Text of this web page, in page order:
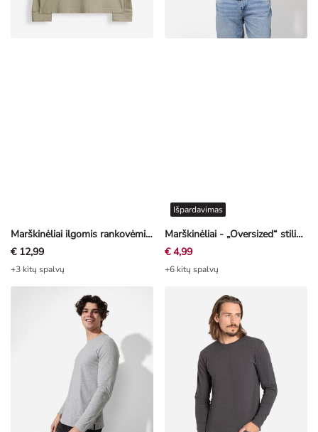
Marškinėliai ilgomis rankovėmis - Antsiuvas - chaki
€ 12,99
+3 kitų spalvų
Marškinėliai - „Oversized“ stiliaus - tamsiai pilka
Išpardavimas
€ 4,99
+6 kitų spalvų